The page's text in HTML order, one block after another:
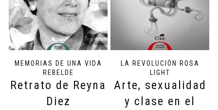
MEMORIAS DE UNA VIDA
REBELDE
Retrato de Reyna
Diez
LA REVOLUCIÓN ROSA
LIGHT
Arte, sexualidad
y clase en el